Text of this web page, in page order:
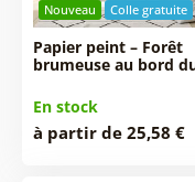
Nouveau Colle gratuite
Papier peint – Forêt
brumeuse au bord
En stock
à partir de 25,58 €